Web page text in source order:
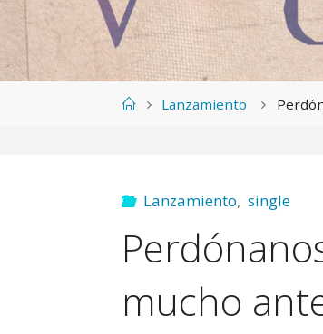
PáginaLanzamiento
Lanzamiento, single
mucho